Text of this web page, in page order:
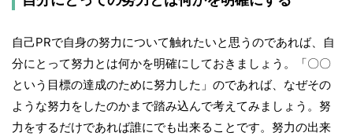
自己PRで自身の努力について触れたいと思うのであれば、自
分にとって努力とは何かを明確にしておきましょう。「〇〇
という目標の達成のために努力した」のであれば、なぜその
ような努力をしたのかまで踏み込んで考えてみましょう。努
力をするだけであれば誰にでも出来ることです。努力の出来